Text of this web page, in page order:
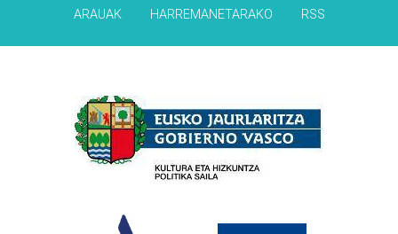
ARAUAK HARREMANETARAKO RSS